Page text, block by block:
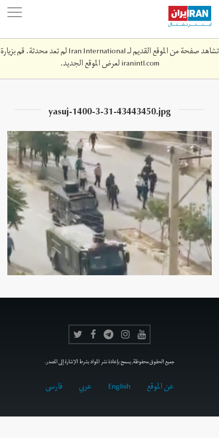
Skip
main
content
تشاهد صفحة من الموقع القديم لـ Iran International لم تعد محدثة. قم بزيارة
iranintl.comلعرض الموقع الجديد.
yasuj-1400-3-31-43443450.jpg
جميع الحقوق محفوظة, يسمح بإعادة نشر المواد بشرط الإشارة إلى المصدر.
عن الموقع English عربي فارسى